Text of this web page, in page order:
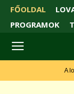
FŐOLDAL
PROGRAMOK
A